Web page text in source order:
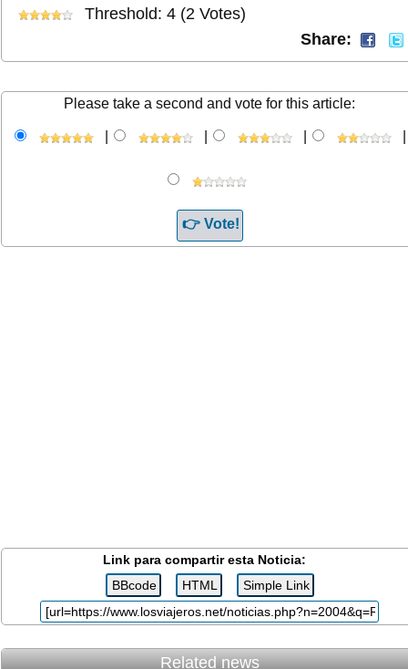
Threshold: 4 (2 Votes)
Share:
Please take a second and vote for this article:
Link para compartir esta Noticia:
Related news